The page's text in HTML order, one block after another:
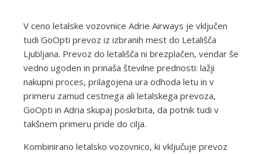
V ceno letalske vozovnice Adrie Airways je vključen
tudi GoOpti prevoz iz izbranih mest do Letališča
Ljubljana. Prevoz do letališča ni brezplačen, vendar še
vedno ugoden in prinaša številne prednosti: lažji
nakupni proces, prilagojena ura odhoda letu in v
primeru zamud cestnega ali letalskega prevoza,
GoOpti in Adria skupaj poskrbita, da potnik tudi v
takšnem primeru pride do cilja.
Kombinirano letalsko vozovnico, ki vključuje prevoz